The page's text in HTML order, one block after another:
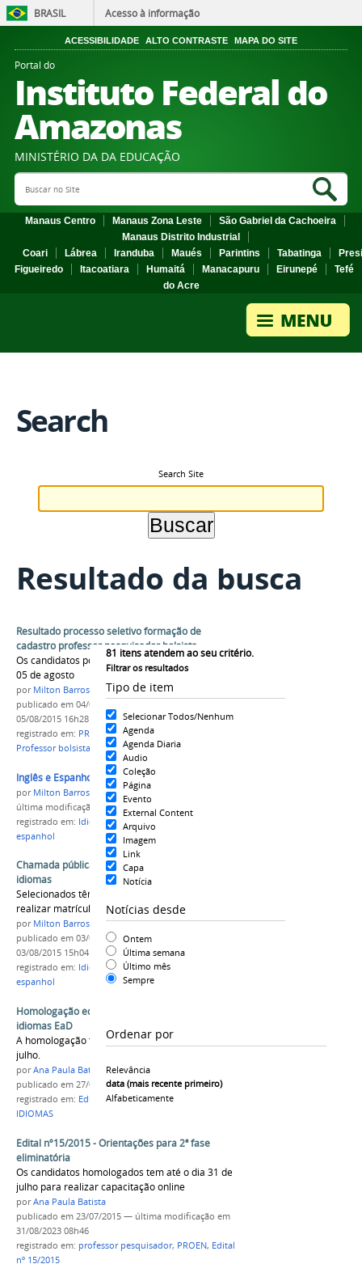
BRASIL Acesso à informação
ACESSIBILIDADE ALTO CONTRASTE MAPA DO SITE
Portal do
Instituto Federal do
Amazonas
MINISTÉRIO DA DA EDUCAÇÃO
Search Site
Manaus Centro Manaus Zona Leste
São Gabriel da Cachoeira
Manaus Distrito Industrial
Coari
Lábrea Iranduba Maués Parintins Tabatinga
Figueiredo
Itacoatiara Humaitá Manacapuru Eirunepé
Tefé
do Acre
Search
Search Site
Resultado da busca
81 itens atendem ao seu critério.
Filtrar os resultados
Tipo de item
Selecionar Todos/Nenhum
Agenda
Agenda Diaria
Audio
Coleção
Página
Evento
External Content
Arquivo
Imagem
Link
Capa
Notícia
Notícias desde
Ontem
Última semana
Último mês
Sempre
Ordenar por
Relevância
data (mais recente primeiro)
Alfabeticamente
Resultado processo seletivo formação de
cadastro professor pesquisador bolsista
Os candidatos podem interpor recurso até o dia
05 de agosto
por Milton Barros
publicado em 04/08/2015
05/08/2015 16h28
registrado em: PROEN,edital nº15/2015
Professor bolsista
Inglês e Espanhol
por Milton Barros
última modificação
em 03/08/2015 15h04
registrado em: Idiomas, EaD PROEN
espanhol
Chamada pública: Matrícula para curso de
idiomas
Selecionados têm até dia 05 de agosto para
realizar matrícula
por Milton Barros
publicado em 03/08/2015—última modificação
03/08/2015 15h04
registrado em: Idiomas, EaD,PROEN,
espanhol
Homologação edital nº13/2015 - Curso de
idiomas EaD
A homologação final será divulgada dia 29 de
julho.
porAna Paula Batista
publicado em 27/07/2015
registrado em: Edital nº13/2015,EaD,PROEN
IDIOMAS
Edital nº15/2015 - Orientações para 2ª fase
eliminatória
Os candidatos homologados tem até o dia 31 de
julho para realizar capacitação online
porAna Paula Batista
publicado em 23/07/2015 — última modificação em
31/08/2023 08h46
registrado em: professor pesquisador, PROEN, Edital
nº 15/2015